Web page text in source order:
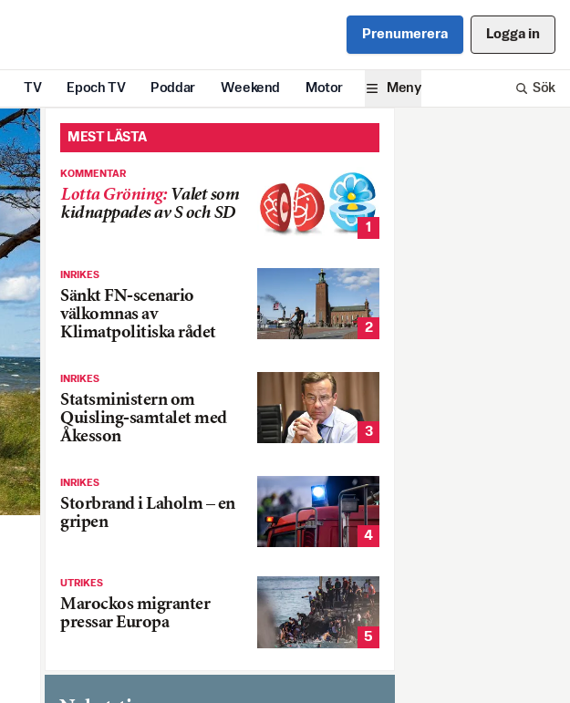
Prenumerera Logga in
TV Epoch TV Poddar Weekend Motor Meny Sök
MEST LÄSTA
KOMMENTAR
Lotta Gröning: Valet som
kidnappades av S och SD
1
INRIKES
Sänkt FN-scenario
välkomnas av
Klimatpolitiska rådet
2
INRIKES
Statsministern om
Quisling-samtalet med
Åkesson
3
INRIKES
Storbrand i Laholm – en
gripen
4
UTRIKES
Marockos migranter
pressar Europa
5